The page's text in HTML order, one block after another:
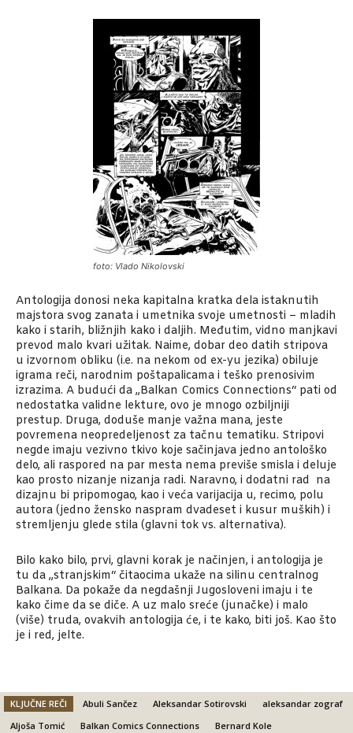
foto: Vlado Nikolovski
Antologija donosi neka kapitalna kratka dela istaknutih
majstora svog zanata i umetnika svoje umetnosti – mladih
kako i starih, bližnjih kako i daljih. Međutim, vidno manjkavi
prevod malo kvari užitak. Naime, dobar deo datih stripova
u izvornom obliku (i.e. na nekom od ex-yu jezika) obiluje
igrama reči, narodnim poštapalicama i teško prenosivim
izrazima. A budući da „Balkan Comics Connections“ pati od
nedostatka validne lekture, ovo je mnogo ozbiljniji
prestup. Druga, doduše manje važna mana, jeste
povremena neopredeljenost za tačnu tematiku. Stripovi
negde imaju vezivno tkivo koje sačinjava jedno antološko
delo, ali raspored na par mesta nema previše smisla i deluje
kao prosto nizanje nizanja radi. Naravno, i dodatni rad na
dizajnu bi pripomogao, kao i veća varijacija u, recimo, polu
autora (jedno žensko naspram dvadeset i kusur muških) i
stremljenju glede stila (glavni tok vs. alternativa).
Bilo kako bilo, prvi, glavni korak je načinjen, i antologija je
tu da „stranjskim“ čitaocima ukaže na silinu centralnog
Balkana. Da pokaže da negdašnji Jugosloveni imaju i te
kako čime da se diče. A uz malo sreće (junačke) i malo
(više) truda, ovakvih antologija će, i te kako, biti još. Kao što
je i red, jelte.
KLJUČNE REČI Abuli Sančez Aleksandar Sotirovski
aleksandar zograf
Aljoša Tomić
Balkan Comics Connections
Bernard Kole